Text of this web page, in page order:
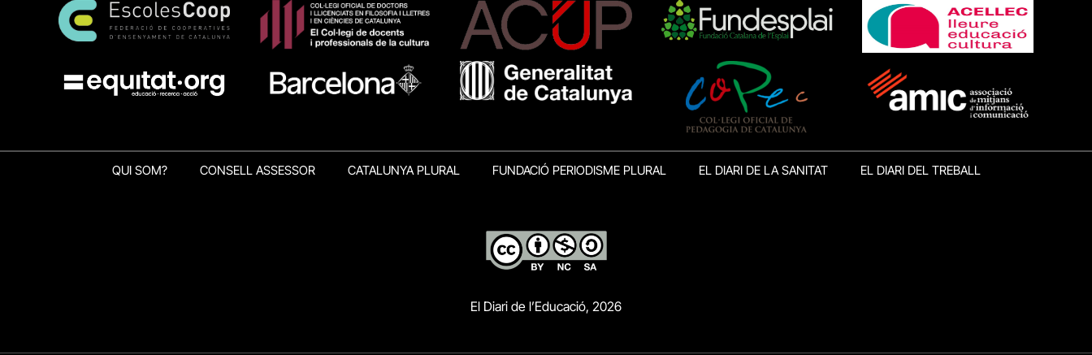
QUI SOM? CONSELL ASSESSOR CATALUNYA PLURAL FUNDACIÓ PERIODISME PLURAL EL DIARI DE LA SANITAT EL DIARI DEL TREBALL
El Diari de l’Educació, 2026